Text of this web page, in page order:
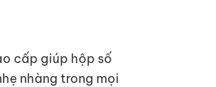
cấp giúp hộp số
nhàng trong mọi